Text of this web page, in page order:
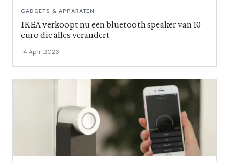
GADGETS & APPARATEN
IKEA verkoopt nu een bluetooth speaker van 10
euro die alles verandert
14 April 2026